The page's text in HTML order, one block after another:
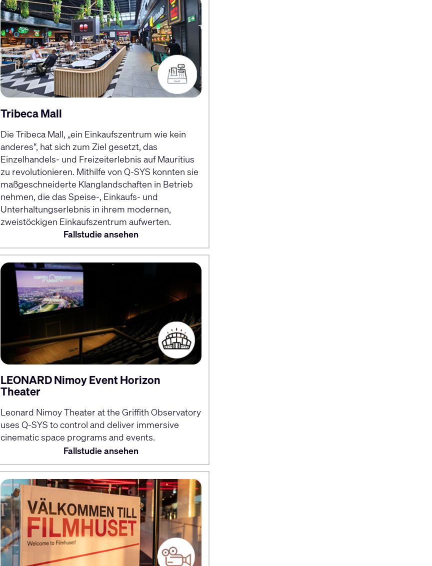
Tribeca Mall
Die Tribeca Mall, „ein Einkaufszentrum wie kein
anderes“, hat sich zum Ziel gesetzt, das
Einzelhandels- und Freizeiterlebnis auf Mauritius
zu revolutionieren. Mithilfe von Q-SYS konnten sie
maßgeschneiderte Klanglandschaften in Betrieb
nehmen, die das Speise-, Einkaufs- und
Unterhaltungserlebnis in ihrem modernen,
zweistöckigen Einkaufszentrum aufwerten.
Fallstudie ansehen
LEONARD Nimoy Event Horizon
Theater
Leonard Nimoy Theater at the Griffith Observatory
uses Q-SYS to control and deliver immersive
cinematic space programs and events.
Fallstudie ansehen